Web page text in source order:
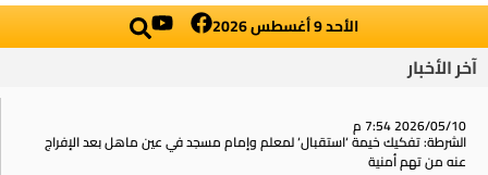
الأحد 9 أغسطس 2026
آخر الأخبار
2026/05/10 7:54 م
الشرطة: تفكيك خيمة ‘استقبال‘ لمعلم وإمام مسجد في عين ماهل بعد الإفراج
عنه من تهم أمنية